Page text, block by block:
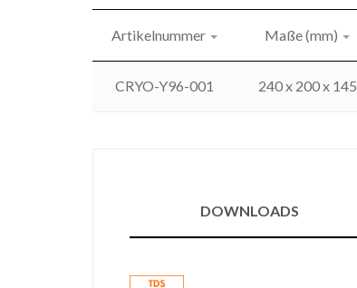
Artikelnummer Maße (mm)
CRYO-Y96-001 240 x 200 x 145
DOWNLOADS